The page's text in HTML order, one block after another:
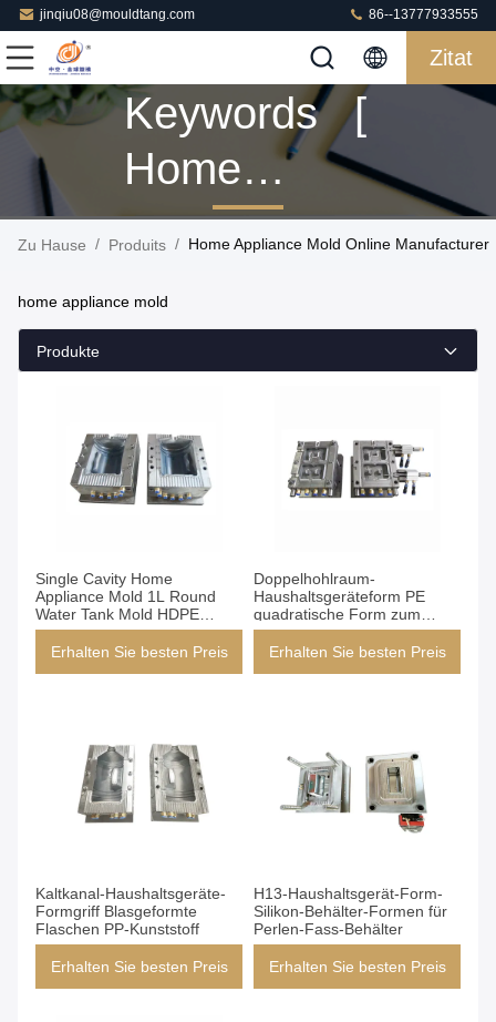
jinqiu08@mouldtang.com 86--13777933555
Zitat
Keywords [
Home
Appliance
Match 10
Zu Hause / Produits / Home Appliance Mold Online Manufacturer
home appliance mold
Produkte
Single Cavity Home
Appliance Mold 1L Round
Water Tank Mold HDPE
Material
Erhalten Sie besten Preis
Doppelhohlraum-
Haushaltsgeräteform PE
quadratische Form zum
Blasen von Behältern
Erhalten Sie besten Preis
Kaltkanal-Haushaltsgeräte-
Formgriff Blasgeformte
Flaschen PP-Kunststoff
Erhalten Sie besten Preis
H13-Haushaltsgerät-Form-
Silikon-Behälter-Formen für
Perlen-Fass-Behälter
Erhalten Sie besten Preis